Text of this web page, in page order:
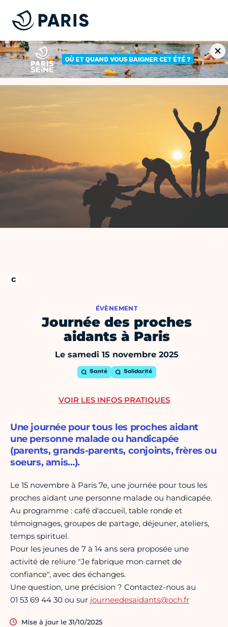
ÉVÈNEMENT
Journée des proches
aidants à Paris
Le samedi 15 novembre 2025
Santé Solidarité
Une journée pour tous les proches aidant
une personne malade ou handicapée
(parents, grands-parents, conjoints, frères ou
soeurs, amis…).
Le 15 novembre à Paris 7e, une journée pour tous les
proches aidant une personne malade ou handicapée.
Au programme : café d'accueil, table ronde et
témoignages, groupes de partage, déjeuner, ateliers,
temps spirituel.
Pour les jeunes de 7 à 14 ans sera proposée une
activité de reliure "Je fabrique mon carnet de
confiance", avec des échanges.
Une question, une précision ? Contactez-nous au
01 53 69 44 30 ou sur journeedesaidants@och.fr
Mise à jour le 31/10/2025
VOIR LES INFOS PRATIQUES